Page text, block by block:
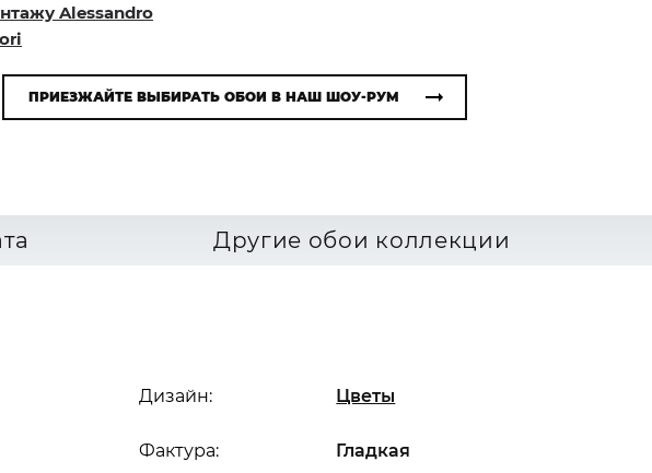
Alessandro
ПРИЕЗЖАЙТЕ ВЫБИРАТЬ ОБОИ В НАШ ШОУ-РУМ
Другие обои коллекции
Дизайн: Цветы
Фактура: Гладкая